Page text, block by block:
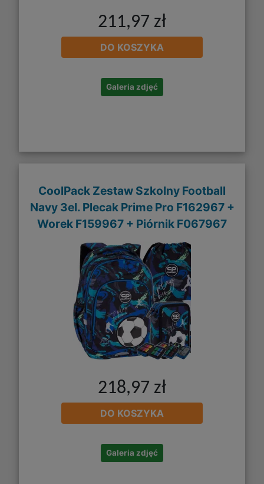
211,97 zł
DO KOSZYKA
Galeria zdjęć
CoolPack Zestaw Szkolny Football
Navy 3el. Plecak Prime Pro F162967 +
Worek F159967 + Piórnik F067967
218,97 zł
DO KOSZYKA
Galeria zdjęć